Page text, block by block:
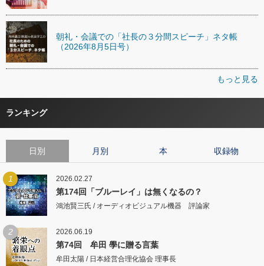
朝礼・会議での「社長の３分間スピーチ」ネタ帳
（2026年8月5日号）
もっと見る
ランキング
日別 月別 本 収録物
1 2026.02.27
第174回「ブルーレイ」は無くなるの？
鴻池賢三氏 / オーディオビジュアル機器 評論家
2 2026.06.19
第74回 牟田 學に贈る言葉
牟田太陽 / 日本経営合理化協会 理事長